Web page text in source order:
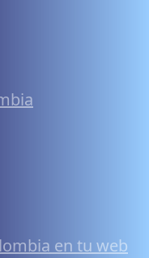
en tu web